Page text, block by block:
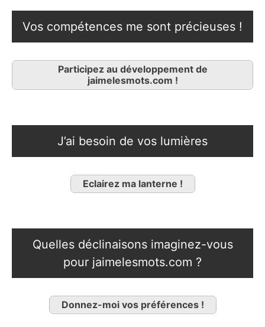
Vos compétences me sont précieuses !
Participez au développement de
jaimelesmots.com !
J’ai besoin de vos lumières
Eclairez ma lanterne !
Quelles déclinaisons imaginez-vous
pour jaimelesmots.com ?
Donnez-moi vos préférences !